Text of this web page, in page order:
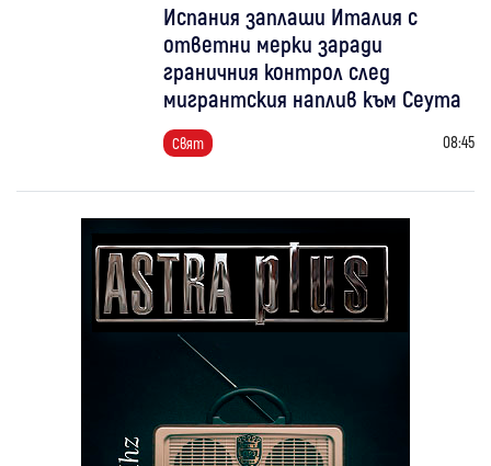
Испания заплаши Италия с
ответни мерки заради
граничния контрол след
мигрантския наплив към Сеута
Свят 08:45